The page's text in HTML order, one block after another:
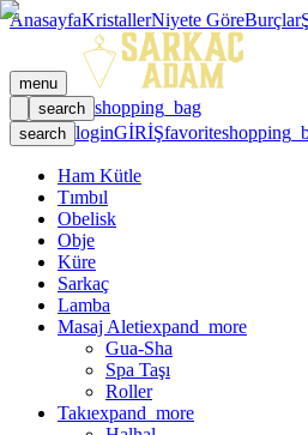
AnasayfaKristallerNiyete GöreBurçlar
menu
search shopping_bag
search loginGİRİŞfavorite
Ham Kütle
Tımbıl
Obelisk
Obje
Küre
Sarkaç
Lamba
Masaj Aletiexpand_more
Gua-Sha
Spa Taşı
Roller
Takıexpand_more